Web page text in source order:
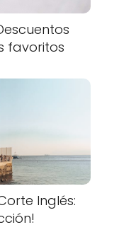
favoritos
Inglés: